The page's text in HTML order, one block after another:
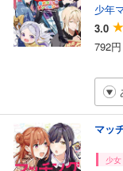
少年
3.0
792
マッ
少